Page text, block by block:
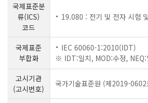
국제표준분
류(ICS)
코드
19.080 : 전기 및 전자 시험
국제표준
부합화
IEC 60060-1:2010(IDT)
※ IDT:일치, MOD:수정, NEQ:
고시기관
(고시번호)
국가기술표준원 (제2019-0602